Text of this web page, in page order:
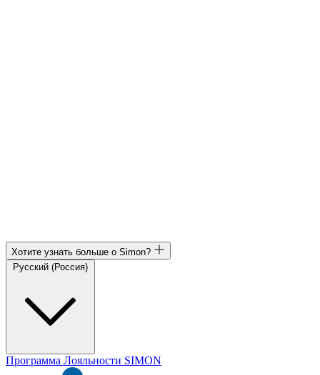
Хотите узнать больше о Simon?
Программа Лояльности SIMON